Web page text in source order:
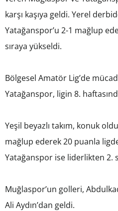
karşı kaşıya geldi. Yerel
Yatağanspor’u 2-1 mağlup
sıraya yükseldi.
Bölgesel Amatör Lig’de
Yatağanspor, ligin 8.
Yeşil beyazlı takım, konuk
mağlup ederek 20 puanla
Yatağanspor ise liderlikten 2.
Muğlaspor’un golleri,
Ali Aydın’dan geldi.